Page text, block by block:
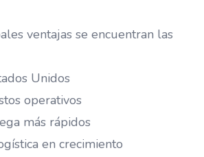
ventajas se encuentran las
Unidos
operativos
más rápidos
en crecimiento